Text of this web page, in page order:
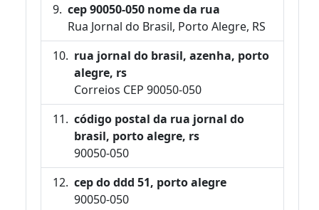
cep 90050-050 nome da rua
Rua Jornal do Brasil, Porto Alegre, RS
rua jornal do brasil, azenha, porto
alegre, rs
Correios CEP 90050-050
código postal da rua jornal do
brasil, porto alegre, rs
90050-050
cep do ddd 51, porto alegre
90050-050